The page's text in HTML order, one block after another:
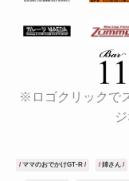
※ロゴクリックで
ママのおでかけGT-R 姉さん